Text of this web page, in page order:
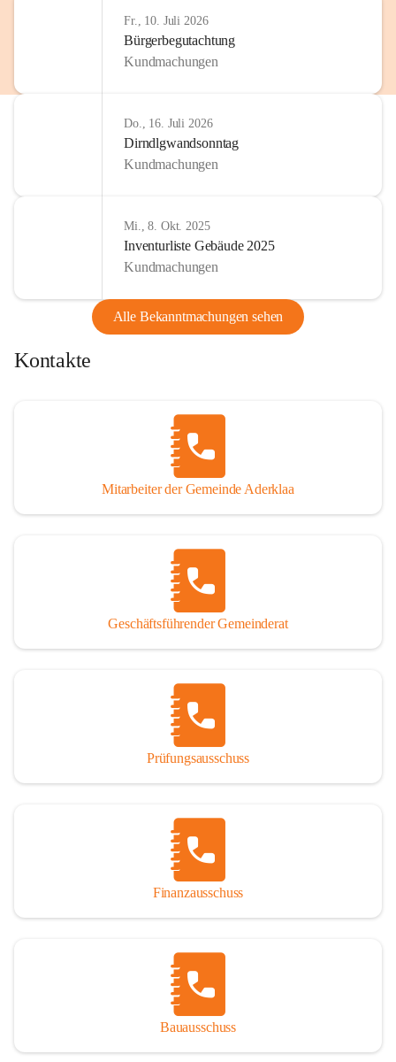
Fr., 10. Juli 2026
Bürgerbegutachtung
Kundmachungen
Do., 16. Juli 2026
Dirndlgwandsonntag
Kundmachungen
Mi., 8. Okt. 2025
Inventurliste Gebäude 2025
Kundmachungen
Alle Bekanntmachungen sehen
Kontakte
Mitarbeiter der Gemeinde Aderklaa
Geschäftsführender Gemeinderat
Prüfungsausschuss
Finanzausschuss
Bauausschuss